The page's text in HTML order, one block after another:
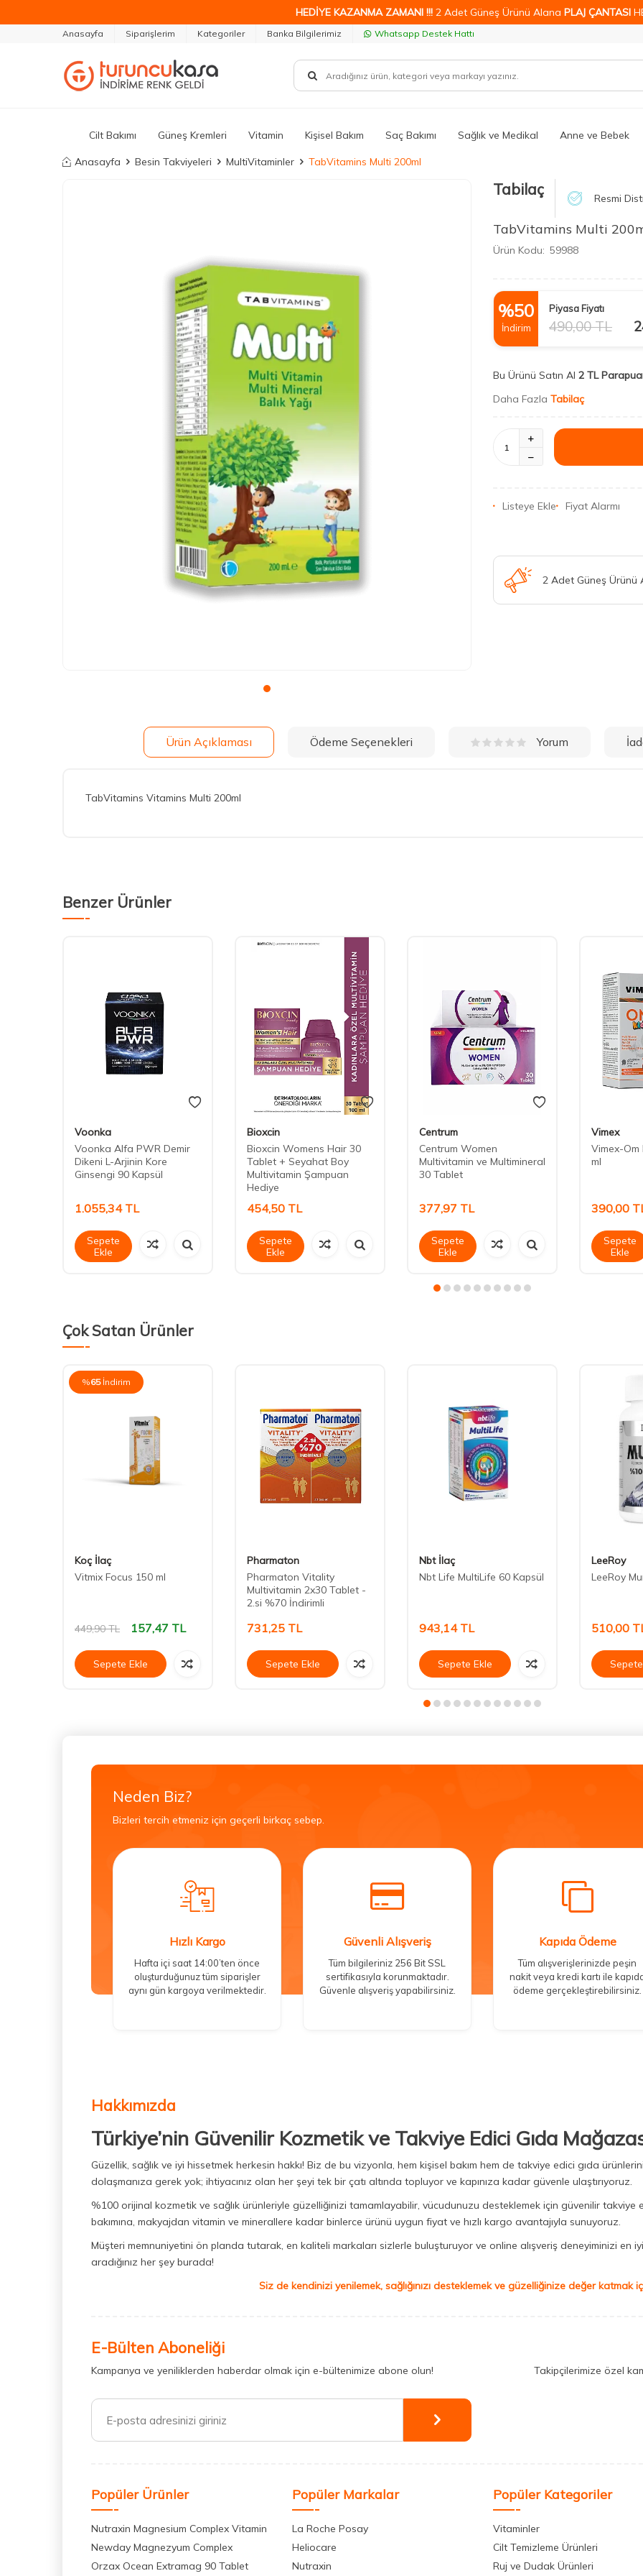
HEDİYE KAZANMA ZAMANI !!! 2 Adet Güneş Ürünü Alana PLAJ ÇANTASI
Anasayfa Siparişlerim Kategoriler Banka Bilgilerimiz Whatsapp Destek Hattı
Cilt Bakımı Güneş Kremleri Vitamin Kişisel Bakım Saç Bakımı Sağlık ve Medikal Anne ve Bebek
Anasayfa Besin Takviyeleri MultiVitaminler TabVitamins Multi 200ml
Tabilaç Resmi
TabVitamins Multi
Ürün Kodu: 59988
%50
İndirim
Piyasa Fiyatı
490,00TL
Bu Ürünü Satın Al 2 TL
Daha Fazla Tabilaç
Listeye Ekle Fiyat Alarmı
2 Adet Güneş Ürünü
Ürün Açıklaması Ödeme Seçenekleri Yorum
TabVitamins Vitamins Multi 200ml
Benzer Ürünler
Voonka
Voonka Alfa PWR Demir
Dikeni L-Arjinin Kore
Ginsengi 90 Kapsül
1.055,34TL
Sepete
Ekle
Bioxcin
Bioxcin Womens Hair 30
Tablet + Seyahat Boy
Multivitamin Şampuan
Hediye
454,50 TL
Sepete
Ekle
Centrum
Centrum Women
Multivitamin ve Multimineral
30 Tablet
377,97 TL
Sepete
Ekle
Vimex
Vimex-Om
ml
390,00
Sepete
Ekle
Çok Satan Ürünler
%65 İndirim
Koç İlaç
Vitmix Focus 150 ml
449,90TL 157,47 TL
Sepete Ekle
Pharmaton
Pharmaton Vitality
Multivitamin 2x30 Tablet -
2.si %70 İndirimli
731,25 TL
Sepete Ekle
Nbt İlaç
Nbt Life MultiLife 60 Kapsül
943,14TL
Sepete Ekle
LeeRoy
LeeRoy
510,00
Neden Biz?
Bizleri tercih etmeniz için geçerli birkaç sebep.
Hızlı Kargo
Hafta içi saat 14:00’ten önce
oluşturduğunuz tüm siparişler
aynı gün kargoya verilmektedir.
Güvenli Alışveriş
Tüm bilgileriniz 256 Bit SSL
sertifikasıyla korunmaktadır.
Güvenle alışveriş yapabilirsiniz.
Kapıda Ödeme
Tüm alışverişlerinizde peşin
nakit veya kredi kartı ile
ödeme gerçekleştirebilirsiniz.
Hakkımızda
Türkiye’nin Güvenilir Kozmetik ve Takviye Edici Gıda
Güzellik, sağlık ve iyi hissetmek herkesin hakkı! Biz de bu vizyonla, hem kişisel bakım hem de takviye edici gıda
dolaşmanıza gerek yok; ihtiyacınız olan her şeyi tek bir çatı altında topluyor ve kapınıza kadar güvenle ulaştırıyoruz.
%100 orijinal kozmetik ve sağlık ürünleriyle güzelliğinizi tamamlayabilir, vücudunuzu desteklemek için güvenilir takviye
bakımına, makyajdan vitamin ve minerallere kadar binlerce ürünü uygun fiyat ve hızlı kargo avantajıyla sunuyoruz.
Müşteri memnuniyetini ön planda tutarak, en kaliteli markaları sizlerle buluşturuyor ve online alışveriş deneyiminizi en
aradığınız her şey burada!
Siz de kendinizi yenilemek, sağlığınızı desteklemek ve güzelliğinize değer katmak
E-Bülten Aboneliği
Kampanya ve yeniliklerden haberdar olmak için e-bültenimize abone olun! Takipçilerimize özel
Popüler Ürünler
Nutraxin Magnesium Complex Vitamin
Newday Magnezyum Complex
Orzax Ocean Extramag 90 Tablet
Popüler Markalar
La Roche Posay
Heliocare
Nutraxin
Popüler Kategoriler
Vitaminler
Cilt Temizleme Ürünleri
Ruj ve Dudak Ürünleri